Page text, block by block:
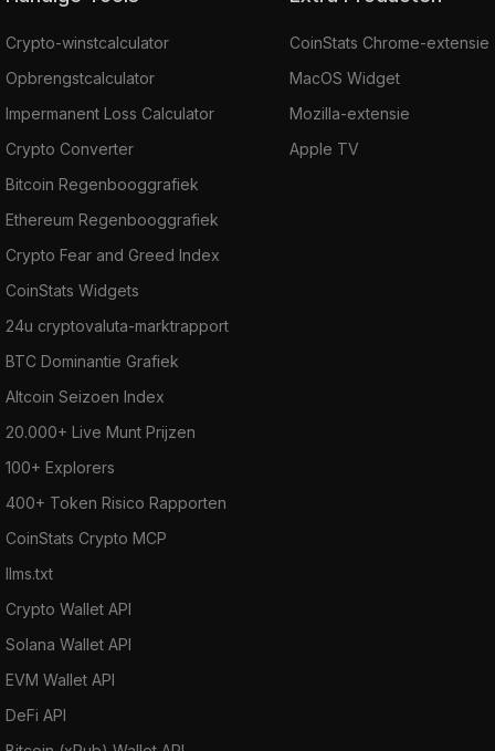
Crypto-winstcalculator
Opbrengstcalculator
Impermanent Loss Calculator
Crypto Converter
Bitcoin Regenbooggrafiek
Ethereum Regenbooggrafiek
Crypto Fear and Greed Index
CoinStats Widgets
24u cryptovaluta-marktrapport
BTC Dominantie Grafiek
Altcoin Seizoen Index
20.000+ Live Munt Prijzen
100+ Explorers
400+ Token Risico Rapporten
CoinStats Crypto MCP
llms.txt
Crypto Wallet API
Solana Wallet API
EVM Wallet API
DeFi API
CoinStats Chrome-extensie
MacOS Widget
Mozilla-extensie
Apple TV